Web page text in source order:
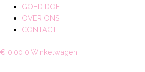
GOED DOEL
OVER ONS
CONTACT
€ 0,00 0 Winkelwagen